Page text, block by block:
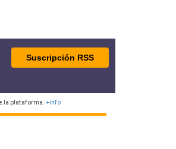
Suscripción RSS
la plataforma. +info